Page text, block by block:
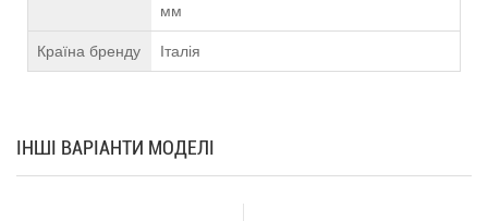
мм
Країна бренду Італія
ІНШІ ВАРІАНТИ МОДЕЛІ